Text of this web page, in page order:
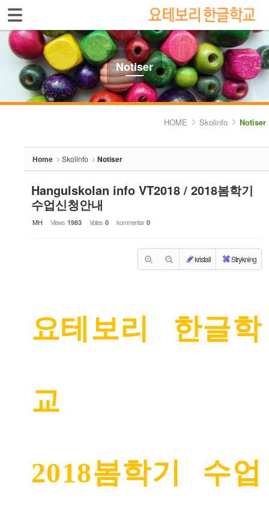
Notiser
HOME Skolinfo Notiser
Home Skolinfo Notiser
Hangulskolan info VT2018 / 2018봄학기
수업신청안내
MH Views 1983 Votes 0 kommentar 0
kristall Strykning
요테보리 한글학
교
2018봄학기 수업
Sign In
Select language
Introduktion av skolan
Skolinfo
Photoalbum
Lärarinfo
Sketchbook5, 스케치북5
Sketchbook5, 스케치북5